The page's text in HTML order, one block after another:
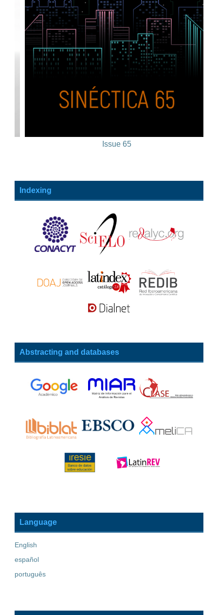
Issue 65
Indexing
Abstracting and databases
Language
English
español
português